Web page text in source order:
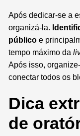
Após dedicar-se a
organizá-la.
público e
tempo máximo da
Após isso,
conectar todos os
Dica
de